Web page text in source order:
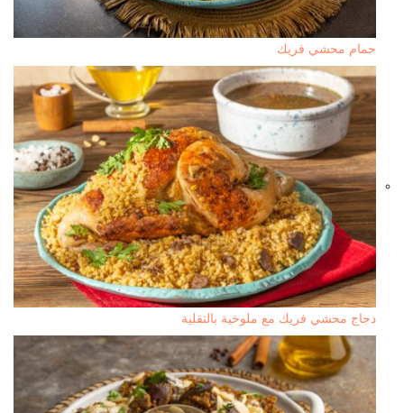
حمام محشي فريك
دجاج محشي فريك مع ملوخية بالتقلية